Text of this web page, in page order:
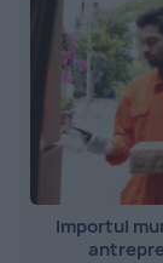
Importul